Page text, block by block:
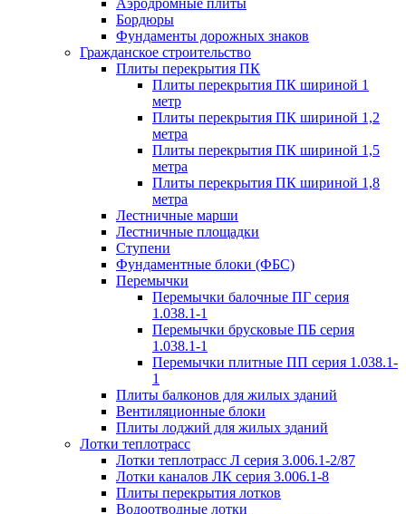
Аэродромные плиты
Бордюры
Фундаменты дорожных знаков
Гражданское строительство
Плиты перекрытия ПК
Плиты перекрытия ПК шириной 1
метр
Плиты перекрытия ПК шириной 1,2
метра
Плиты перекрытия ПК шириной 1,5
метра
Плиты перекрытия ПК шириной 1,8
метра
Лестничные марши
Лестничные площадки
Ступени
Фундаментные блоки (ФБС)
Перемычки
Перемычки балочные ПГ серия
1.038.1-1
Перемычки брусковые ПБ серия
1.038.1-1
Перемычки плитные ПП серия 1.038.1-
1
Плиты балконов для жилых зданий
Вентиляционные блоки
Плиты лоджий для жилых зданий
Лотки теплотрасс
Лотки теплотрасс Л серия 3.006.1-2/87
Лотки каналов ЛК серия 3.006.1-8
Плиты перекрытия лотков
Водоотводные лотки